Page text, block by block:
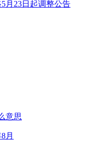
月23日起调整公告
意思
月